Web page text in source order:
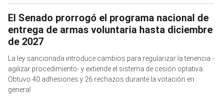
El Senado prorrogó el programa nacional de
entrega de armas voluntaria hasta diciembre
de 2027
La ley sancionada introduce cambios para regularizar la tenencia -
agilizar procedimiento- y extiende el sistema de cesión optativa.
Obtuvo 40 adhesiones y 26 rechazos durante la votación en
general